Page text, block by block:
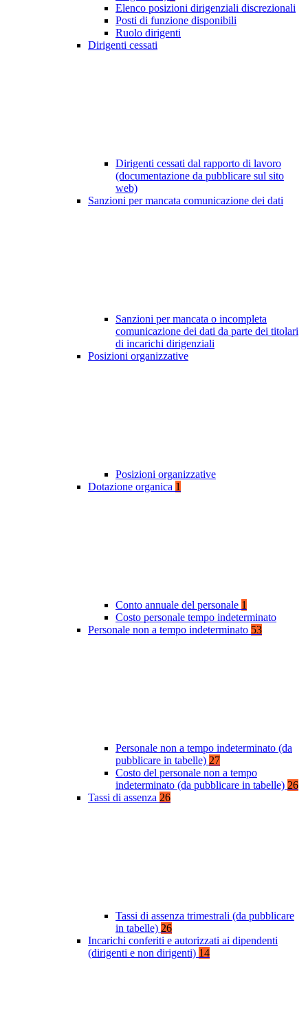
Elenco posizioni dirigenziali discrezionali
Posti di funzione disponibili
Ruolo dirigenti
Dirigenti cessati
Dirigenti cessati dal rapporto di lavoro
(documentazione da pubblicare sul sito
web)
Sanzioni per mancata comunicazione dei dati
Sanzioni per mancata o incompleta
comunicazione dei dati da parte dei titolari
di incarichi dirigenziali
Posizioni organizzative
Posizioni organizzative
Dotazione organica 1
Conto annuale del personale 1
Costo personale tempo indeterminato
Personale non a tempo indeterminato 53
Personale non a tempo indeterminato (da
pubblicare in tabelle) 27
Costo del personale non a tempo
indeterminato (da pubblicare in tabelle) 26
Tassi di assenza 26
Tassi di assenza trimestrali (da pubblicare
in tabelle) 26
Incarichi conferiti e autorizzati ai dipendenti
(dirigenti e non dirigenti) 14